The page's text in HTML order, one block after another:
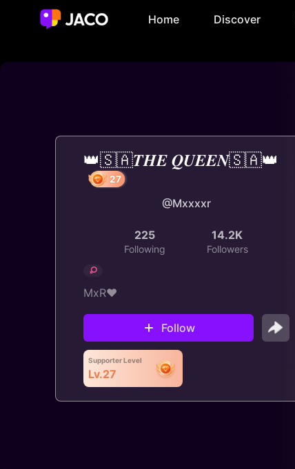
Home Discover
👑🇸🇦𝑻𝑯𝑬 𝑸𝑼𝑬𝑬𝑵🇸🇦👑
@Mxxxxr
225
Following
14.2K
Followers
MxR❤️
Follow
Supporter Level
Lv.27